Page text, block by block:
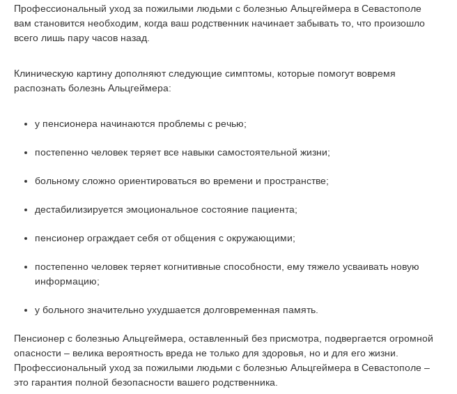
Профессиональный уход за пожилыми людьми с болезнью Альцгеймера в Севастополе
вам становится необходим, когда ваш родственник начинает забывать то, что произошло
всего лишь пару часов назад.
Клиническую картину дополняют следующие симптомы, которые помогут вовремя
распознать болезнь Альцгеймера:
у пенсионера начинаются проблемы с речью;
постепенно человек теряет все навыки самостоятельной жизни;
больному сложно ориентироваться во времени и пространстве;
дестабилизируется эмоциональное состояние пациента;
пенсионер ограждает себя от общения с окружающими;
постепенно человек теряет когнитивные способности, ему тяжело усваивать новую
информацию;
у больного значительно ухудшается долговременная память.
Пенсионер с болезнью Альцгеймера, оставленный без присмотра, подвергается огромной
опасности – велика вероятность вреда не только для здоровья, но и для его жизни.
Профессиональный уход за пожилыми людьми с болезнью Альцгеймера в Севастополе –
это гарантия полной безопасности вашего родственника.